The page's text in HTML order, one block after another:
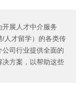
开展人才中介服务
/人才留学）的各类传
公司行业提供全面的
决方案，以帮助这些